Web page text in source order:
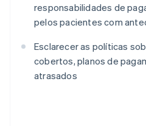
responsabilidades de
pelos pacientes com
Esclarecer as políticas
cobertos, planos de
atrasados